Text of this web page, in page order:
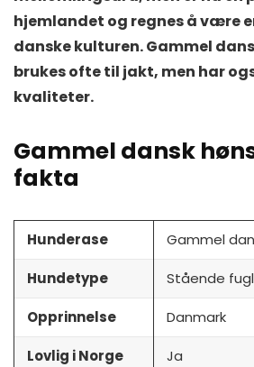
hjemlandet og regnes å være
danske kulturen. Gammel
brukes ofte til jakt, men har
kvaliteter.
Gammel dansk
fakta
Hunderase Gammel
Hundetype Stående
Opprinnelse Danmark
Lovlig i Norge Ja